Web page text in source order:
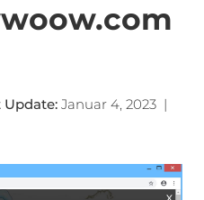
Update: Januar 4, 2023|